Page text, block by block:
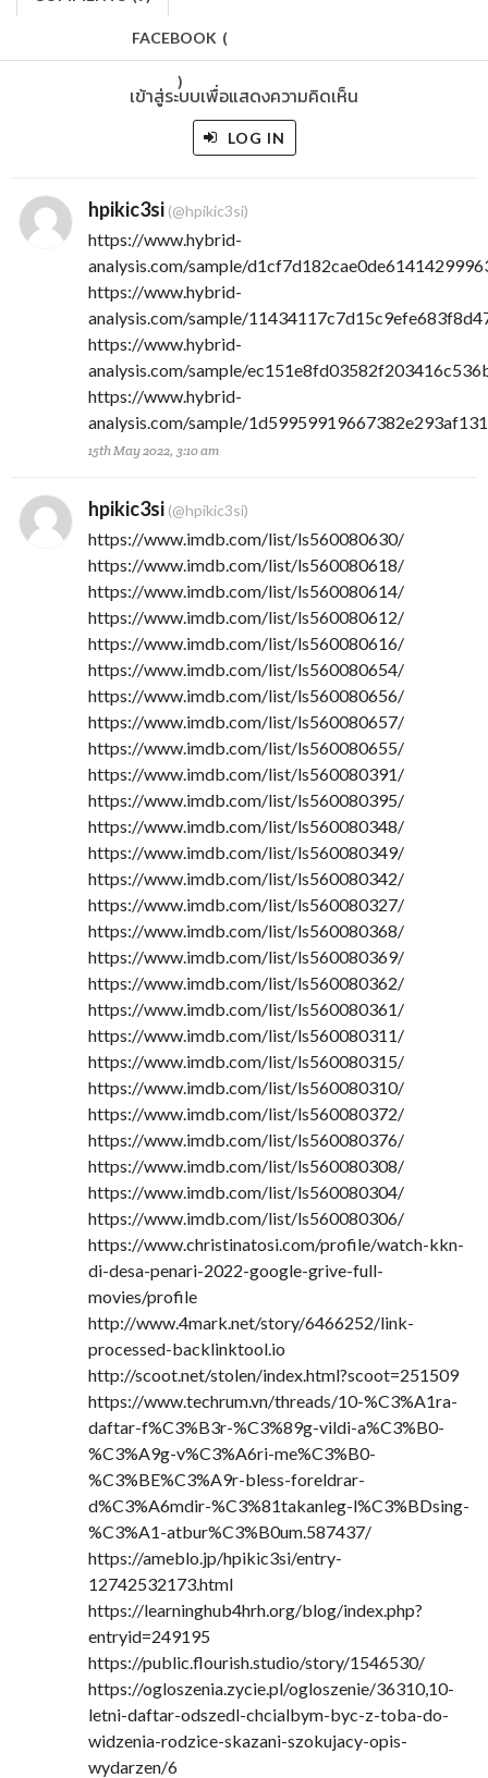
FACEBOOK (
)
เข้าสู่ระบบเพื่อแสดงความคิดเห็น
LOG IN
hpikic3si (@hpikic3si)
https://www.hybrid-
analysis.com/sample/
https://www.hybrid-
analysis.com/sample/
https://www.hybrid-
analysis.com/sample/
https://www.hybrid-
analysis.com/sample/
15th May 2022, 3:10 am
hpikic3si (@hpikic3si)
https://www.imdb.com/list/ls560080630/
https://www.imdb.com/list/ls560080618/
https://www.imdb.com/list/ls560080614/
https://www.imdb.com/list/ls560080612/
https://www.imdb.com/list/ls560080616/
https://www.imdb.com/list/ls560080654/
https://www.imdb.com/list/ls560080656/
https://www.imdb.com/list/ls560080657/
https://www.imdb.com/list/ls560080655/
https://www.imdb.com/list/ls560080391/
https://www.imdb.com/list/ls560080395/
https://www.imdb.com/list/ls560080348/
https://www.imdb.com/list/ls560080349/
https://www.imdb.com/list/ls560080342/
https://www.imdb.com/list/ls560080327/
https://www.imdb.com/list/ls560080368/
https://www.imdb.com/list/ls560080369/
https://www.imdb.com/list/ls560080362/
https://www.imdb.com/list/ls560080361/
https://www.imdb.com/list/ls560080311/
https://www.imdb.com/list/ls560080315/
https://www.imdb.com/list/ls560080310/
https://www.imdb.com/list/ls560080372/
https://www.imdb.com/list/ls560080376/
https://www.imdb.com/list/ls560080308/
https://www.imdb.com/list/ls560080304/
https://www.imdb.com/list/ls560080306/
https://www.christinatosi.com/profile/watch-kkn-
di-desa-penari-2022-google-grive-full-
movies/profile
http://www.4mark.net/story/6466252/link-
processed-backlinktool.io
http://scoot.net/stolen/index.html?scoot=251509
https://www.techrum.vn/threads/10-%C3%A1ra-
daftar-f%C3%B3r-%C3%89g-vildi-a%C3%B0-
%C3%A9g-v%C3%A6ri-me%C3%B0-
%C3%BE%C3%A9r-bless-foreldrar-
d%C3%A6mdir-%C3%81takanleg-l%C3%BDsing-
%C3%A1-atbur%C3%B0um.587437/
https://ameblo.jp/hpikic3si/entry-
12742532173.html
https://learninghub4hrh.org/blog/index.php?
entryid=249195
https://public.flourish.studio/story/1546530/
https://ogloszenia.zycie.pl/ogloszenie/36310,10-
letni-daftar-odszedl-chcialbym-byc-z-toba-do-
widzenia-rodzice-skazani-szokujacy-opis-
wydarzen/6